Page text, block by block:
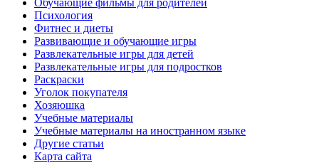
Психология
Фитнес и диеты
Развивающие и обучающие игры
Развлекательные игры для детей
Развлекательные игры для подростков
Раскраски
Уголок покупателя
Хозяюшка
Учебные материалы
Учебные материалы на иностранном языке
Другие статьи
Карта сайта